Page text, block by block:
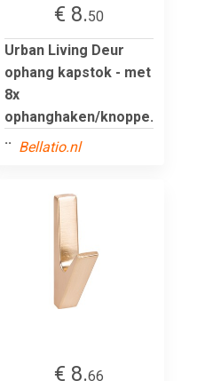
€ 8.50
Urban Living Deur
ophang kapstok - met
8x
ophanghaken/knoppe.
.. Bellatio.nl
€ 8.66